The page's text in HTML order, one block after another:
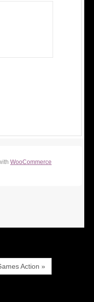
WooCommerce
Action »